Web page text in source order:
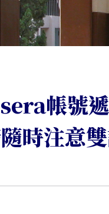
帳號
時注意